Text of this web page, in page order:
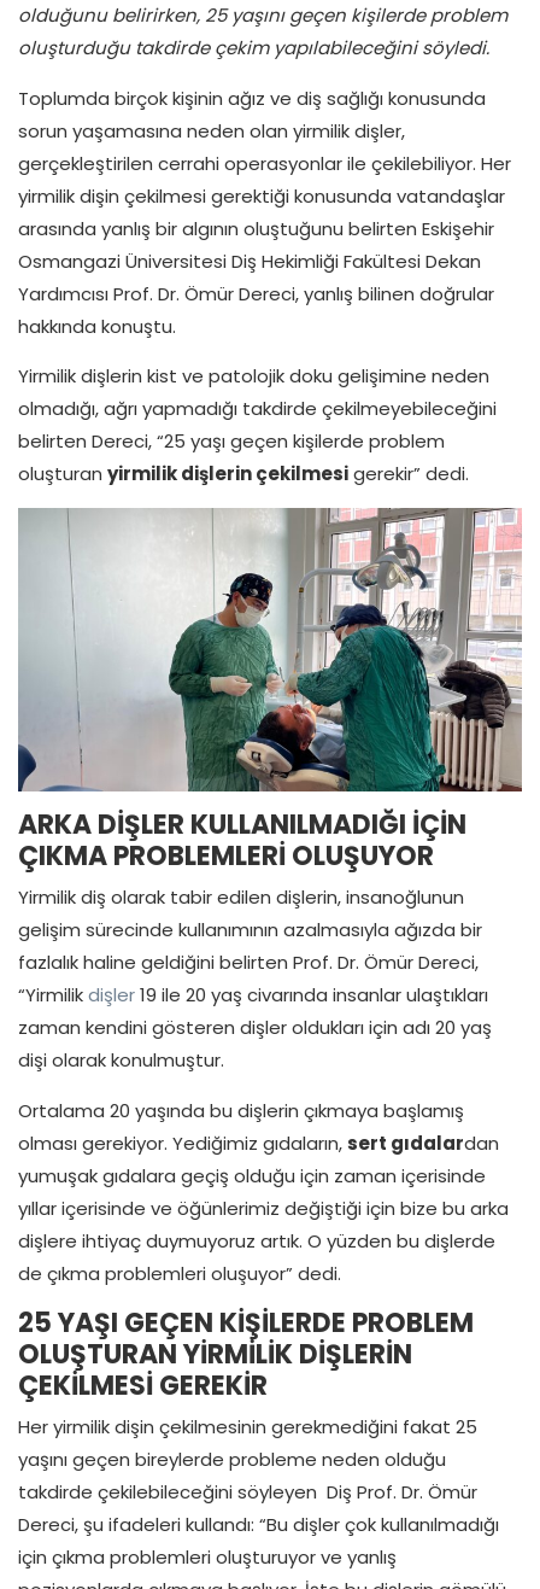
olduğunu belirirken, 25 yaşını geçen kişilerde problem
oluşturduğu takdirde çekim yapılabileceğini söyledi.
Toplumda birçok kişinin ağız ve diş sağlığı konusunda
sorun yaşamasına neden olan yirmilik dişler,
gerçekleştirilen cerrahi operasyonlar ile çekilebiliyor. Her
yirmilik dişin çekilmesi gerektiği konusunda vatandaşlar
arasında yanlış bir algının oluştuğunu belirten Eskişehir
Osmangazi Üniversitesi Diş Hekimliği Fakültesi Dekan
Yardımcısı Prof. Dr. Ömür Dereci, yanlış bilinen doğrular
hakkında konuştu.
Yirmilik dişlerin kist ve patolojik doku gelişimine neden
olmadığı, ağrı yapmadığı takdirde çekilmeyebileceğini
belirten Dereci, “25 yaşı geçen kişilerde problem
oluşturan yirmilik dişlerin çekilmesigerekir” dedi.
ARKA DİŞLER KULLANILMADIĞI İÇİN
ÇIKMA PROBLEMLERİ OLUŞUYOR
Yirmilik diş olarak tabir edilen dişlerin, insanoğlunun
gelişim sürecinde kullanımının azalmasıyla ağızda bir
fazlalık haline geldiğini belirten Prof. Dr. Ömür Dereci,
“Yirmilikdişler19 ile 20 yaş civarında insanlar ulaştıkları
zaman kendini gösteren dişler oldukları için adı 20 yaş
dişi olarak konulmuştur.
Ortalama 20 yaşında bu dişlerin çıkmaya başlamış
olması gerekiyor. Yediğimiz gıdaların,sert gıdalardan
yumuşak gıdalara geçiş olduğu için zaman içerisinde
yıllar içerisinde ve öğünlerimiz değiştiği için bize bu arka
dişlere ihtiyaç duymuyoruz artık. O yüzden bu dişlerde
de çıkma problemleri oluşuyor” dedi.
25 YAŞI GEÇEN KİŞİLERDE PROBLEM
OLUŞTURAN YİRMİLİK DİŞLERİN
ÇEKİLMESİ GEREKİR
Her yirmilik dişin çekilmesinin gerekmediğini fakat 25
yaşını geçen bireylerde probleme neden olduğu
takdirde çekilebileceğini söyleyen Diş Prof. Dr. Ömür
Dereci, şu ifadeleri kullandı: “Bu dişler çok kullanılmadığı
için çıkma problemleri oluşturuyor ve yanlış